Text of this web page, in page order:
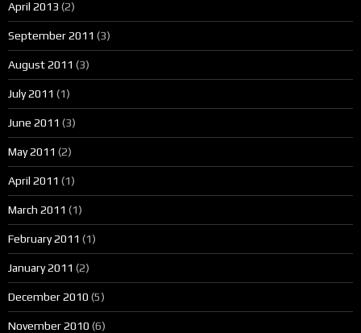
April 2013 (2)
September 2011 (3)
August 2011 (3)
July 2011 (1)
June 2011 (3)
May 2011 (2)
April 2011 (1)
March 2011 (1)
February 2011 (1)
January 2011 (2)
December 2010 (5)
November 2010 (6)